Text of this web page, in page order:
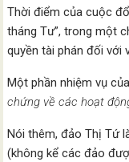
Thời điểm của cuộc
tháng Tư”, trong một
quyền tài phán đối với
Một phần nhiệm vụ
chứng về các hoạt
Nói thêm, đảo Thị Tứ
(không kể các đảo